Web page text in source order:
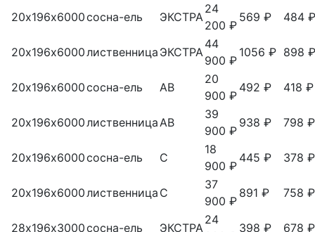
20х196х6000сосна-ель ЭКСТРА
24
200 ₽
569 ₽ 484 ₽
20х196х6000лиственница ЭКСТРА
44
900 ₽
1056 ₽ 898 ₽
20х196х6000сосна-ель АВ
20
900 ₽
492 ₽ 418 ₽
20х196х6000лиственница АВ
39
900 ₽
938 ₽ 798 ₽
20х196х6000сосна-ель С
18
900 ₽
445 ₽ 378 ₽
20х196х6000лиственница С
37
900 ₽
891 ₽ 758 ₽
28х196х3000сосна-ель ЭКСТРА
24
398 ₽ 678 ₽